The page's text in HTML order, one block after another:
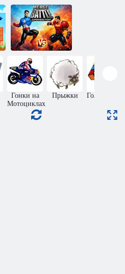
Герои мифов:
Воины Богов
Слияние
супергероев
Гонки на
Мотоциклах
Прыжки